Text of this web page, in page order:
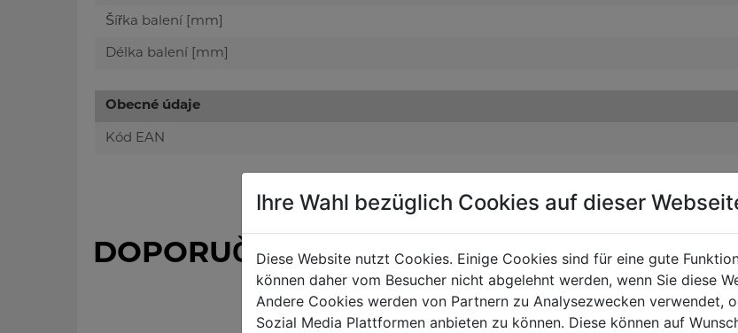
Šířka balení [mm]
Délka balení [mm]
Obecné údaje
Kód EAN
DOPORUČENÉ PŘÍSLUŠENSTVÍ
Ihre Wahl bezüglich Cookies auf dieser
Diese Website nutzt Cookies. Einige Cookies sind für eine gute
können daher vom Besucher nicht abgelehnt werden, wenn Sie diese
Andere Cookies werden von Partnern zu Analysezwecken verwendet,
Sozial Media Plattformen anbieten zu können. Diese können auf